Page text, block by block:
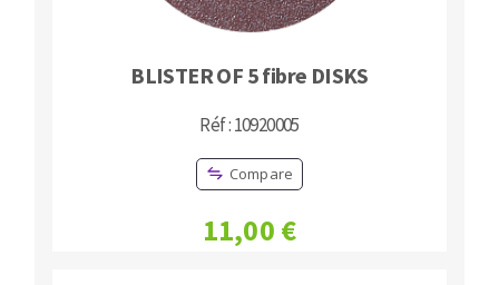
BLISTER OF 5 fibre DISKS
Réf : 10920005
Compare
11,00 €